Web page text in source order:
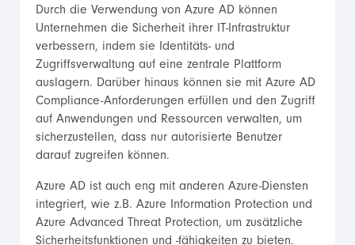
Durch die Verwendung von Azure AD können
Unternehmen die Sicherheit ihrer IT-Infrastruktur
verbessern, indem sie Identitäts- und
Zugriffsverwaltung auf eine zentrale Plattform
auslagern. Darüber hinaus können sie mit Azure AD
Compliance-Anforderungen erfüllen und den Zugriff
auf Anwendungen und Ressourcen verwalten, um
sicherzustellen, dass nur autorisierte Benutzer
darauf zugreifen können.
Azure AD ist auch eng mit anderen Azure-Diensten
integriert, wie z.B. Azure Information Protection und
Azure Advanced Threat Protection, um zusätzliche
Sicherheitsfunktionen und -fähigkeiten zu bieten.